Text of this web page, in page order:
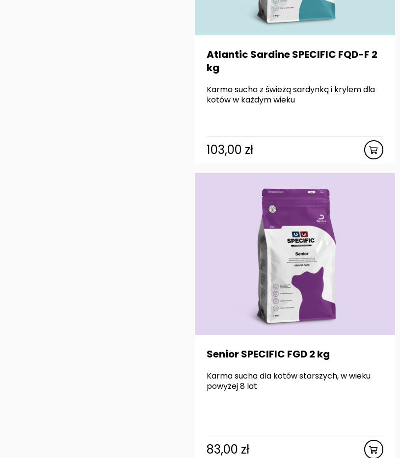
Atlantic Sardine SPECIFIC FQD-F 2
kg
Karma sucha z świeżą sardynką i krylem dla
kotów w każdym wieku
103,00 zł
Senior SPECIFIC FGD 2 kg
Karma sucha dla kotów starszych, w wieku
powyżej 8 lat
83,00 zł